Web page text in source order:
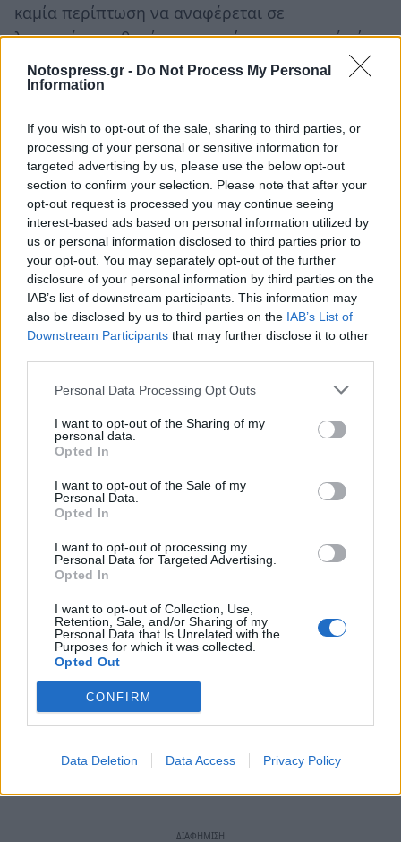
Notospress.gr - Do Not Process My Personal
Information
If you wish to opt-out of the sale, sharing to third parties, or
processing of your personal or sensitive information for
targeted advertising by us, please use the below opt-out
section to confirm your selection. Please note that after your
opt-out request is processed you may continue seeing
interest-based ads based on personal information utilized by
us or personal information disclosed to third parties prior to
your opt-out. You may separately opt-out of the further
disclosure of your personal information by third parties on the
IAB’s list of downstream participants. This information may
also be disclosed by us to third parties on the IAB’s List of
Downstream Participants that may further disclose it to other
Personal Data Processing Opt Outs
I want to opt-out of the Sharing of my
personal data.
Opted In
I want to opt-out of the Sale of my
Personal Data.
Opted In
I want to opt-out of processing my
Personal Data for Targeted Advertising.
Opted In
I want to opt-out of Collection, Use,
Retention, Sale, and/or Sharing of my
Personal Data that Is Unrelated with the
Purposes for which it was collected.
Opted Out
CONFIRM
Data Deletion Data Access Privacy Policy
καμία περίπτωση να αναφέρεται σε
λεπτομέρειες θεμάτων που είναι πασιφανές ότι
αγνοεί.
ελαιοπαραγωγοί, πχ. Της Γκοριτσάς Λακωνίας
θησαύριζαν όλα τα χρόνια γιατί έδιναν
μεροκάματα πείνας. Τώρα ήρθε η ώρα να
σηκώσουν τις καταθέσεις τους και να
πληρώσουν την ελληνική νεολαία που ξεχύνεται
στους ελαιώνες για το μεροκάματο των 70€…
Έτσι λοιπόν θα πρέπει, κατά τον Κυριάκο
Μητσοτάκη να είναι όλοι ικανοποιημένοι.
Ας το μαζέψουν, αν μαζεύεται… Τουλάχιστον ας
χώρας που δεν είναι μεγαλοεπιχειρηματίες.
Ακολουθήστε το
μάθετε πρώτοιόλες τις ειδήσεις
ΚΥΡΙΑΚΟΣ ΜΗΤΣΟΤΑΚΗΣ ΜΕΡΟΚΑΜΑΤΟ